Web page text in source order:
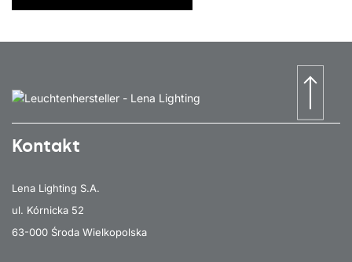
Kontakt
Lena Lighting S.A.
ul. Kórnicka 52
63-000 Środa Wielkopolska